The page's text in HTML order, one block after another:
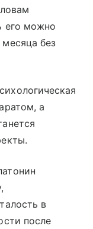
его можно
без
а
в
после